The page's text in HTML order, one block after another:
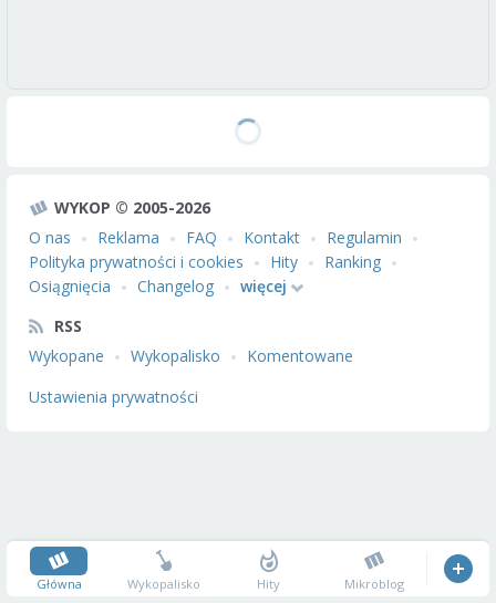
WYKOP © 2005-2026
O nas
Reklama FAQ Kontakt
Regulamin
Polityka prywatności i cookies
Hity
Ranking
Osiągnięcia
Changelog
więcej
RSS
Wykopane
Wykopalisko
Komentowane
Ustawienia prywatności
Główna Wykopalisko Hity Mikroblog